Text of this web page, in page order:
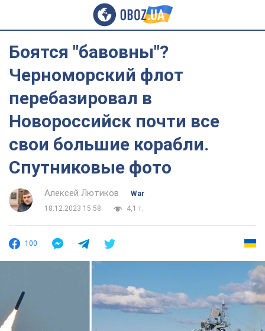
Боятся "бавовны"?
Черноморский флот
перебазировал в
Новороссийск почти все
свои большие корабли.
Спутниковые фото
Алексей Лютиков
War
18.12.2023 15:58
4,1 т.
100